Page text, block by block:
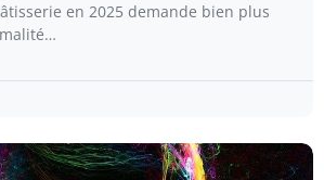
en 2025 demande bien plus